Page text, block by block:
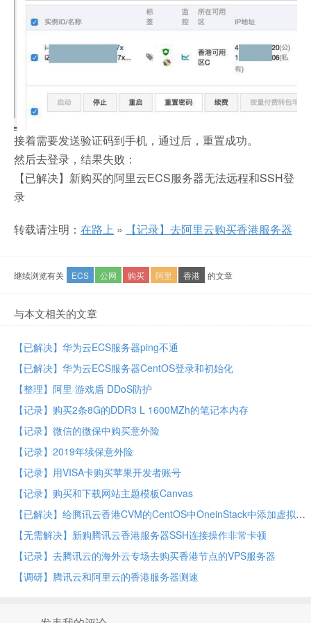
接着需要发送验证码到手机，通过后，重置成功。
然后去登录，结果失败：
【已解决】新购买的阿里云ECS服务器无法远程和SSH登
录
转载请注明： 在路上 » 【记录】去阿里云购买香港服务器
继续浏览有关 ECS 公网 购买 阿里 香港 的文章
与本文相关的文章
【已解决】华为云ECS服务器ping不通
【已解决】华为云ECS服务器CentOS登录和初始化
【整理】阿里 游戏盾 DDoS防护
【记录】购买2条8G的DDR3 L 1600MZh的笔记本内存
【记录】微信的微保中购买意外险
【记录】2019年续保意外险
【记录】用VISA卡购买苹果开发者账号
【记录】购买和下载网站主题模板Canvas
【已解决】给腾讯云香港CVM的CentOS中OneinStack中添加虚拟主机vhost配置
【无需解决】新购腾讯云香港服务器SSH连接操作非常卡顿
【记录】去腾讯云的海外云专场去购买香港节点的VPS服务器
【调研】腾讯云和阿里云的香港服务器测速